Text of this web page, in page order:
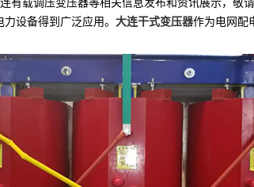
设备得到广泛应用。 大连干式变压器作为电网配